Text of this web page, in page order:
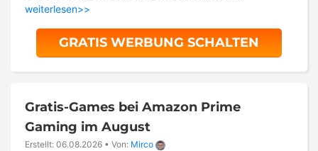
weiterlesen>>
GRATIS WERBUNG SCHALTEN
Gratis-Games bei Amazon Prime
Gaming im August
Erstellt: 06.08.2026 • Von: Mirco